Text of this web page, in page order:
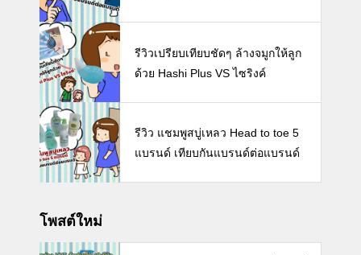
รีวิวเปรียบเทียบชัดๆ ล้างจมูกให้ลูก
ด้วย Hashi Plus VS ไซริงค์
รีวิว แชมพูสบู่เหลว Head to toe 5
แบรนด์ เทียบกันแบรนด์ต่อแบรนด์
โพสต์ใหม่